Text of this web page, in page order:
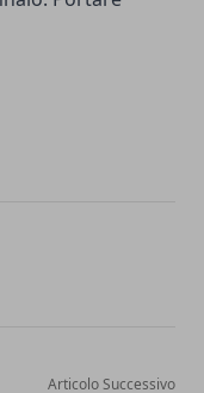
Articolo Successivo